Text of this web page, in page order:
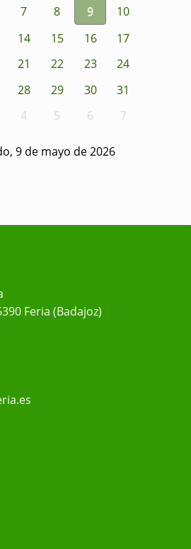
7 8 9
10
14 15 16
17
21 22 23
24
28 29 30
31
4 5 6 7
9 de mayo de 2026
Feria (Badajoz)